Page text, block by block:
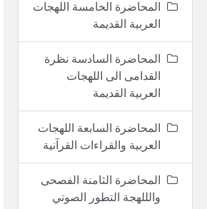
المحاضرة الخامسة اللهجات
العربية القديمة
المحاضرة السادسة نظرة
القدامى الى اللهجات
العربية القديمة
المحاضرة السابعة اللهجات
العربية والقراءات القرآنية
المحاضرة الثامنة الفصحى
والللهجة التطور الصوتي